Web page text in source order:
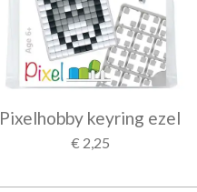
Pixelhobby keyring ezel
€ 2,25